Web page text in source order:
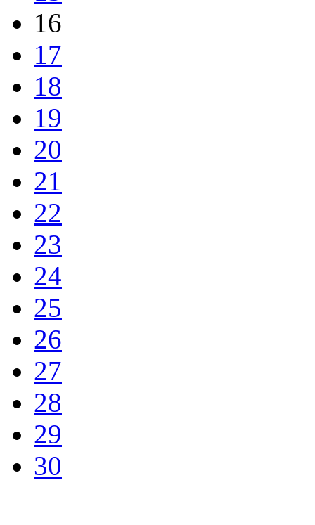
16
17
18
19
20
21
22
23
24
25
26
27
28
29
30